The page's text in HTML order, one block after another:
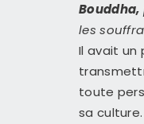
Bouddha,
les
Il avait un
toute
sa culture.